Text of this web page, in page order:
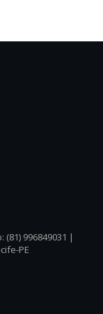
996849031 |
PE